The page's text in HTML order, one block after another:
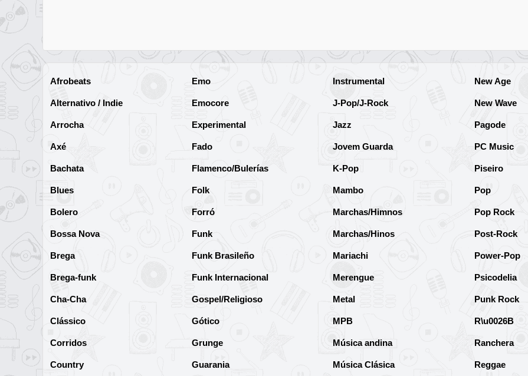
Afrobeats
Alternativo / Indie
Arrocha
Axé
Bachata
Blues
Bolero
Bossa Nova
Brega
Brega-funk
Cha-Cha
Clássico
Corridos
Country
Emo
Emocore
Experimental
Fado
Flamenco/Bulerías
Folk
Forró
Funk
Funk Brasileño
Funk Internacional
Gospel/Religioso
Gótico
Grunge
Guarania
Instrumental
J-Pop/J-Rock
Jazz
Jovem Guarda
K-Pop
Mambo
Marchas/Himnos
Marchas/Hinos
Mariachi
Merengue
Metal
MPB
Música andina
Música Clásica
New Age
New Wave
Pagode
PC Music
Piseiro
Pop
Pop Rock
Post-Rock
Power-Pop
Psicodelia
Punk Rock
R\u0026B
Ranchera
Reggae